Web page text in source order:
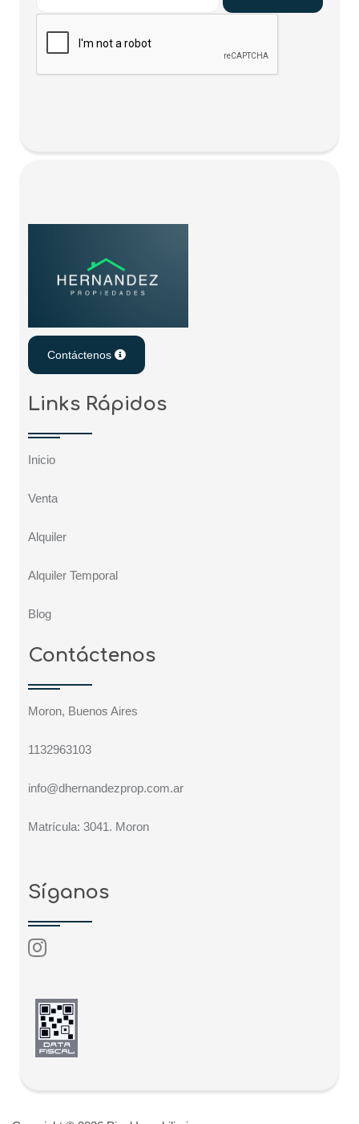
Contáctenos
Links Rápidos
Inicio
Venta
Alquiler
Alquiler Temporal
Blog
Contáctenos
Moron, Buenos Aires
1132963103
info@dhernandezprop.com.ar
Matrícula: 3041. Moron
Síganos